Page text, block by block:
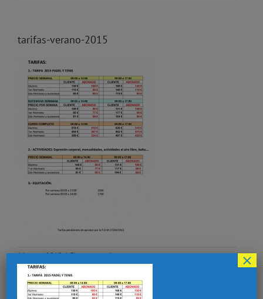
tarifas-verano-2015
11 mayo 2015 | Sin comentarios ×